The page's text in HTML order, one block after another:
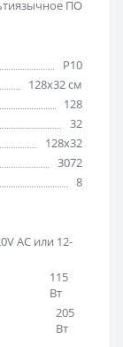
ПО
Р10
128х32 см
128
32
128x32
3072
8
AC или 12-
115
Вт
205
Вт